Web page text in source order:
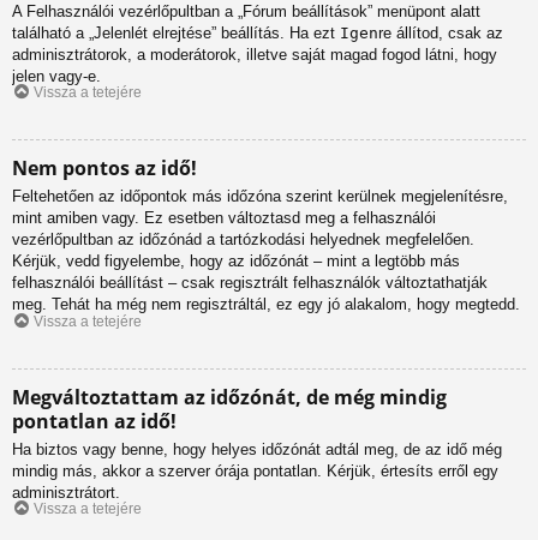
A Felhasználói vezérlőpultban a „Fórum beállítások” menüpont alatt
található a „Jelenlét elrejtése” beállítás. Ha ezt Igenre állítod, csak az
adminisztrátorok, a moderátorok, illetve saját magad fogod látni, hogy
jelen vagy-e.
Vissza a tetejére
Nem pontos az idő!
Feltehetően az időpontok más időzóna szerint kerülnek megjelenítésre,
mint amiben vagy. Ez esetben változtasd meg a felhasználói
vezérlőpultban az időzónád a tartózkodási helyednek megfelelően.
Kérjük, vedd figyelembe, hogy az időzónát – mint a legtöbb más
felhasználói beállítást – csak regisztrált felhasználók változtathatják
meg. Tehát ha még nem regisztráltál, ez egy jó alakalom, hogy megtedd.
Vissza a tetejére
Megváltoztattam az időzónát, de még mindig
pontatlan az idő!
Ha biztos vagy benne, hogy helyes időzónát adtál meg, de az idő még
mindig más, akkor a szerver órája pontatlan. Kérjük, értesíts erről egy
adminisztrátort.
Vissza a tetejére